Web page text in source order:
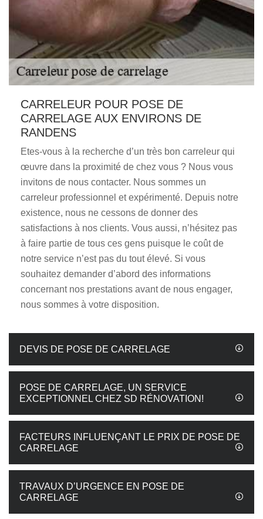
CARRELEUR POUR POSE DE
CARRELAGE AUX ENVIRONS DE
RANDENS
Etes-vous à la recherche d’un très bon carreleur qui
œuvre dans la proximité de chez vous ? Nous vous
invitons de nous contacter. Nous sommes un
carreleur professionnel et expérimenté. Depuis notre
existence, nous ne cessons de donner des
satisfactions à nos clients. Vous aussi, n’hésitez pas
à faire partie de tous ces gens puisque le coût de
notre service n’est pas du tout élevé. Si vous
souhaitez demander d’abord des informations
concernant nos prestations avant de nous engager,
nous sommes à votre disposition.
DEVIS DE POSE DE CARRELAGE
POSE DE CARRELAGE, UN SERVICE
EXCEPTIONNEL CHEZ SD RÉNOVATION!
FACTEURS INFLUENÇANT LE PRIX DE POSE DE
CARRELAGE
TRAVAUX D’URGENCE EN POSE DE
CARRELAGE